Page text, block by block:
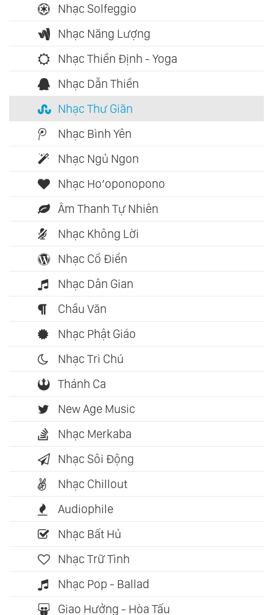
Nhạc Solfeggio
Nhạc Năng Lượng
Nhạc Thiền Định - Yoga
Nhạc Dẫn Thiền
Nhạc Thư Giãn
Nhạc Bình Yên
Nhạc Ngủ Ngon
Nhạc Ho’oponopono
Âm Thanh Tự Nhiên
Nhạc Không Lời
Nhạc Cổ Điển
Nhạc Dân Gian
Chầu Văn
Nhạc Phật Giáo
Nhạc Trì Chú
Thánh Ca
New Age Music
Nhạc Merkaba
Nhạc Sôi Động
Nhạc Chillout
Audiophile
Nhạc Bất Hủ
Nhạc Trữ Tình
Nhạc Pop - Ballad
Giao Hưởng - Hòa Tấu